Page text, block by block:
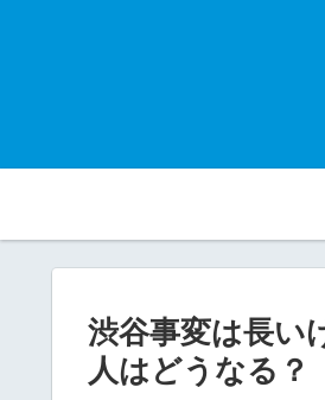
渋谷事変は長い
人はどうなる？